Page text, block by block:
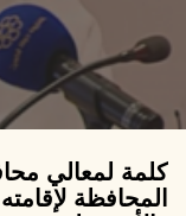
كلمة لمعالي
المحافظة